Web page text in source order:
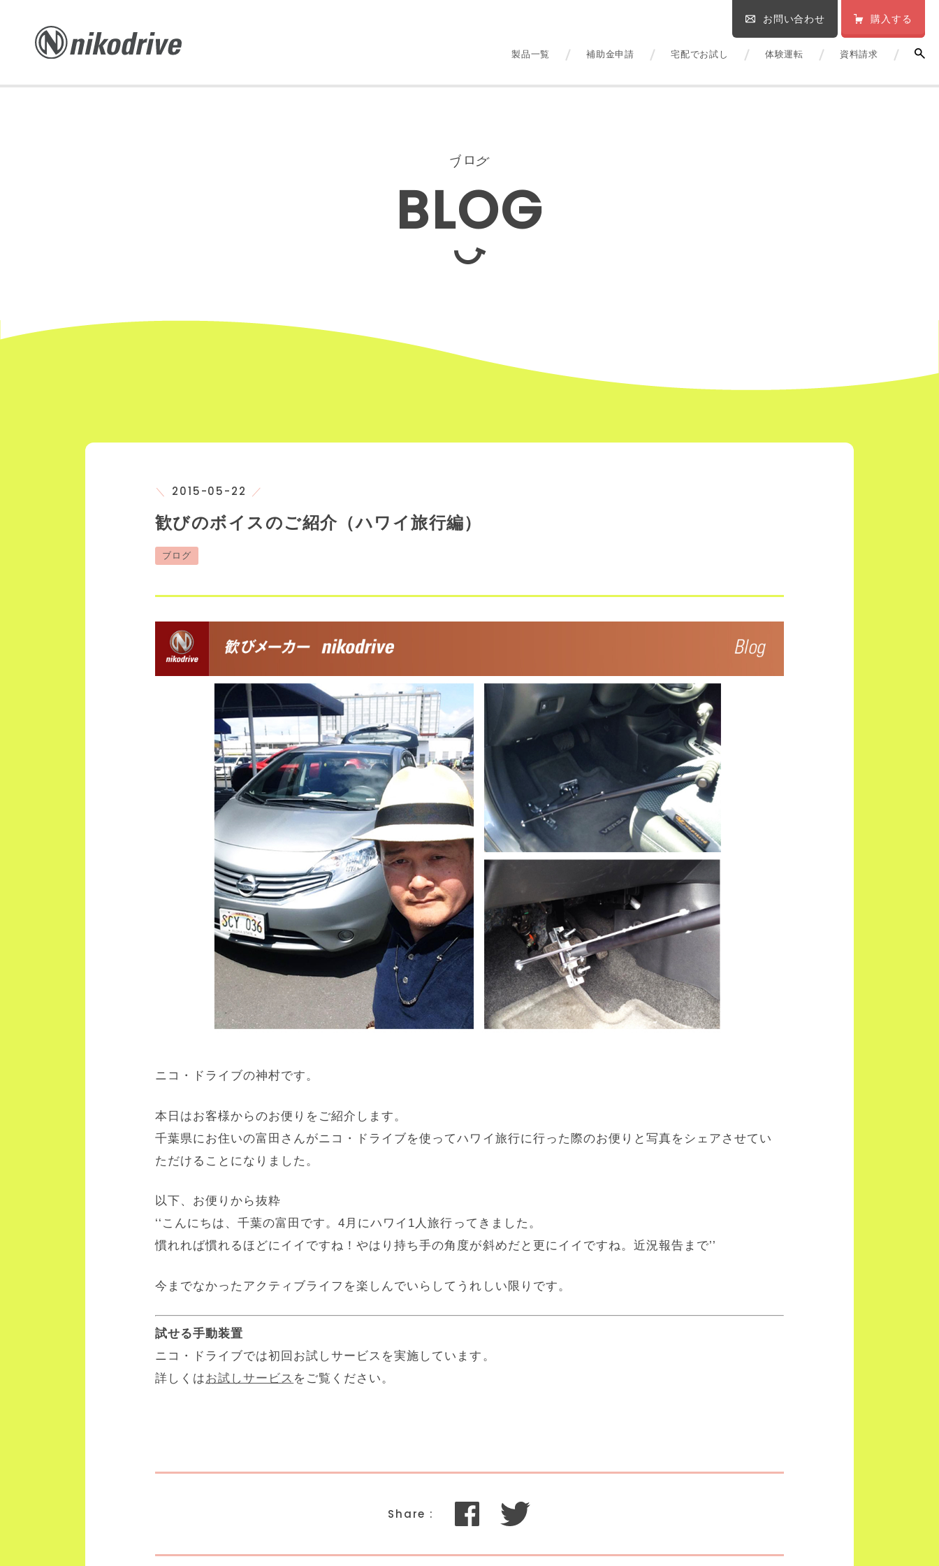
お問い合わせ 購入する
製品一覧 補助金申請 宅配でお試し 体験運転 資料請求
ブ ロ グ
BLOG
2015-05-22
歓びのボイスのご紹介（ハワイ旅行編）
ブログ
ニコ・ドライブの神村です。
本日はお客様からのお便りをご紹介します。
千葉県にお住いの富田さんがニコ・ドライブを使ってハワイ旅行に行った際のお便りと写真をシェアさせてい
ただけることになりました。
以下、お便りから抜粋
‘‘こんにちは、千葉の富田です。4月にハワイ1人旅行ってきました。
慣れれば慣れるほどにイイですね！やはり持ち手の角度が斜めだと更にイイですね。近況報告まで’’
今までなかったアクティブライフを楽しんでいらしてうれしい限りです。
試せる手動装置
ニコ・ドライブでは初回お試しサービスを実施しています。
詳しくはお試しサービス をご覧ください。